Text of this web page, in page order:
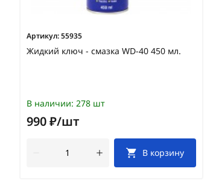
Артикул:55935
Жидкий ключ - смазка WD-40 450 мл.
В наличии: 278 шт
990 ₽/шт
В корзину